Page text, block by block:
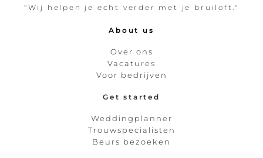
"Wij helpen je echt verder met je bruiloft."
About us
Over ons
Vacatures
Voor bedrijven
Get started
Weddingplanner
Trouwspecialisten
Beurs bezoeken